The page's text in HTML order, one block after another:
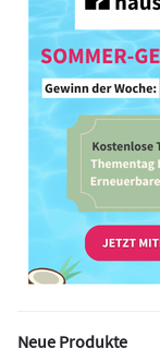
Neue Produkte